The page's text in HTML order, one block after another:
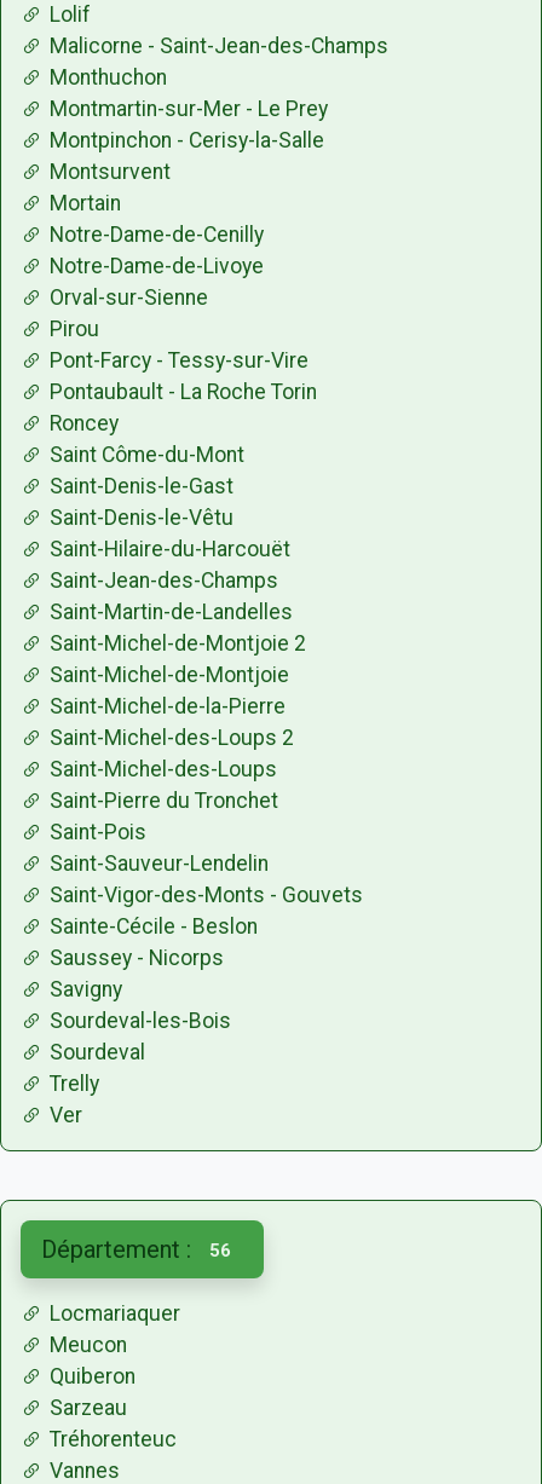
Lolif
Malicorne - Saint-Jean-des-Champs
Monthuchon
Montmartin-sur-Mer - Le Prey
Montpinchon - Cerisy-la-Salle
Montsurvent
Mortain
Notre-Dame-de-Cenilly
Notre-Dame-de-Livoye
Orval-sur-Sienne
Pirou
Pont-Farcy - Tessy-sur-Vire
Pontaubault - La Roche Torin
Roncey
Saint Côme-du-Mont
Saint-Denis-le-Gast
Saint-Denis-le-Vêtu
Saint-Hilaire-du-Harcouët
Saint-Jean-des-Champs
Saint-Martin-de-Landelles
Saint-Michel-de-Montjoie 2
Saint-Michel-de-Montjoie
Saint-Michel-de-la-Pierre
Saint-Michel-des-Loups 2
Saint-Michel-des-Loups
Saint-Pierre du Tronchet
Saint-Pois
Saint-Sauveur-Lendelin
Saint-Vigor-des-Monts - Gouvets
Sainte-Cécile - Beslon
Saussey - Nicorps
Savigny
Sourdeval-les-Bois
Sourdeval
Trelly
Ver
Département : 56
Locmariaquer
Meucon
Quiberon
Sarzeau
Tréhorenteuc
Vannes